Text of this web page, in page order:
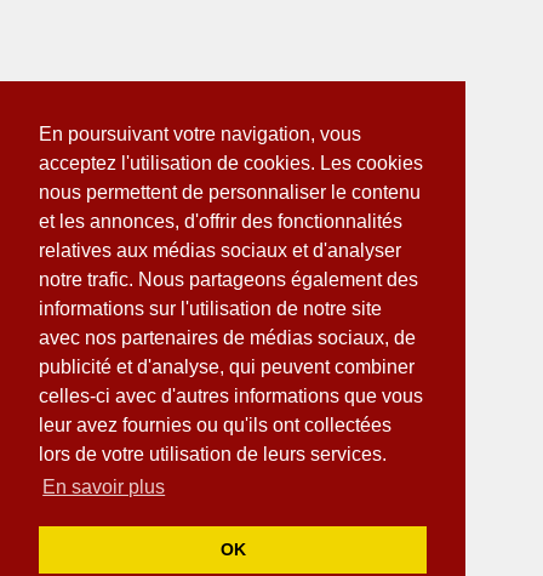
En poursuivant votre navigation, vous
acceptez l'utilisation de cookies. Les cookies
nous permettent de personnaliser le contenu
et les annonces, d'offrir des fonctionnalités
relatives aux médias sociaux et d'analyser
notre trafic. Nous partageons également des
informations sur l'utilisation de notre site
avec nos partenaires de médias sociaux, de
publicité et d'analyse, qui peuvent combiner
celles-ci avec d'autres informations que vous
leur avez fournies ou qu'ils ont collectées
lors de votre utilisation de leurs services.
En savoir plus
OK